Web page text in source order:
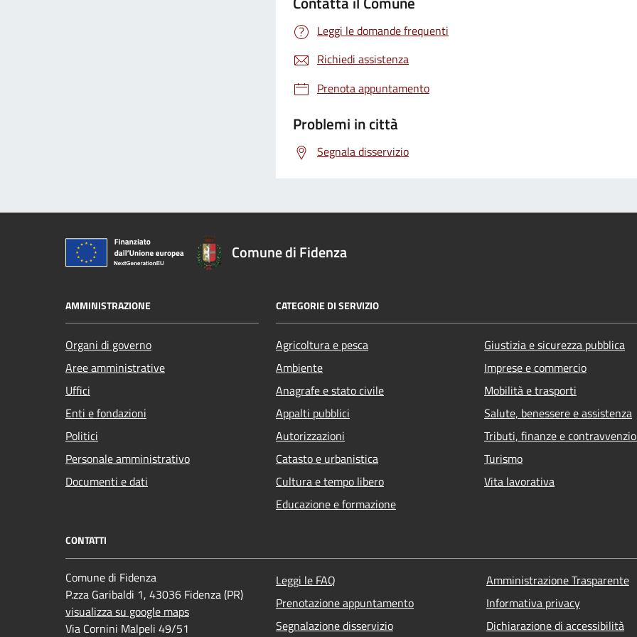
Leggi le domande frequenti
Richiedi assistenza
Prenota appuntamento
Problemi in città
Segnala disservizio
Comune di Fidenza
AMMINISTRAZIONE
Organi di governo
Aree amministrative
Uffici
Enti e fondazioni
Politici
Personale amministrativo
Documenti e dati
CATEGORIE DI SERVIZIO
Agricoltura e pesca
Ambiente
Anagrafe e stato civile
Appalti pubblici
Autorizzazioni
Catasto e urbanistica
Cultura e tempo libero
Educazione e formazione
Giustizia e sicurezza pubblica
Imprese e commercio
Mobilità e trasporti
Salute, benessere e assistenza
Tributi, finanze e
Turismo
Vita lavorativa
CONTATTI
Comune di Fidenza
P.zza Garibaldi 1, 43036 Fidenza (PR)
visualizza su google maps
Via Cornini Malpeli 49/51
Leggi le FAQ
Prenotazione appuntamento
Segnalazione disservizio
Amministrazione Trasparente
Informativa privacy
Dichiarazione di accessibilità